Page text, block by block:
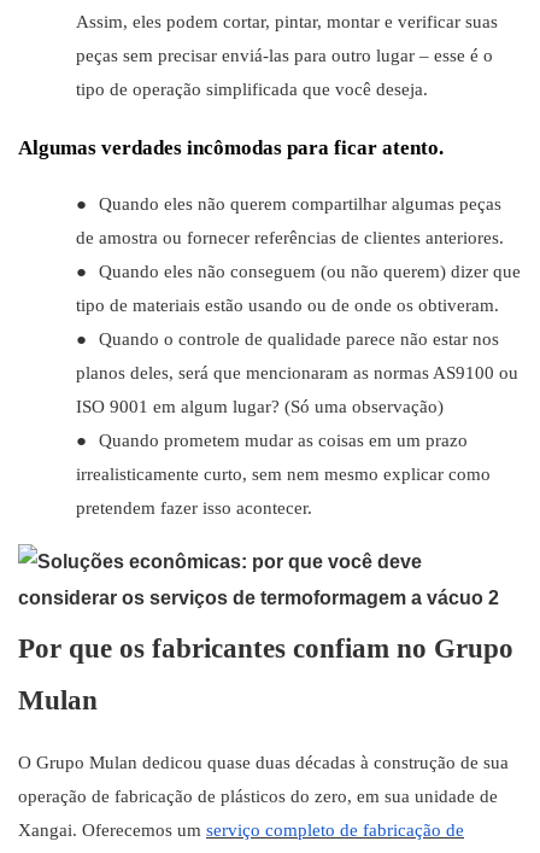
Assim, eles podem cortar, pintar, montar e verificar suas
peças sem precisar enviá-las para outro lugar – esse é o
tipo de operação simplificada que você deseja.
Algumas verdades incômodas para ficar atento.
●
Quando eles não querem compartilhar algumas peças
de amostra ou fornecer referências de clientes anteriores.
●
Quando eles não conseguem (ou não querem) dizer que
tipo de materiais estão usando ou de onde os obtiveram.
●
Quando o controle de qualidade parece não estar nos
planos deles, será que mencionaram as normas AS9100 ou
ISO 9001 em algum lugar? (Só uma observação)
●
Quando prometem mudar as coisas em um prazo
irrealisticamente curto, sem nem mesmo explicar como
pretendem fazer isso acontecer.
Por que os fabricantes confiam no Grupo
Mulan
O Grupo Mulan dedicou quase duas décadas à construção de sua
operação de fabricação de plásticos do zero, em sua unidade de
Xangai. Oferecemos um serviço completo de fabricação de